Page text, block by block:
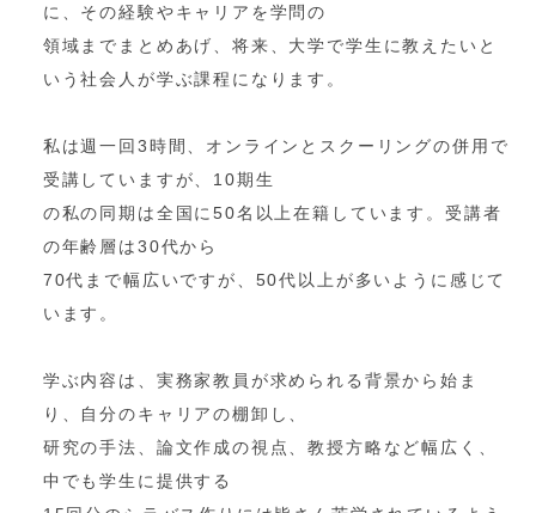
に、その経験やキャリアを学問の
領域までまとめあげ、将来、大学で学生に教えたいと
いう社会人が学ぶ課程になります。
私は週一回3時間、オンラインとスクーリングの併用で
受講していますが、10期生
の私の同期は全国に50名以上在籍しています。受講者
の年齢層は30代から
70代まで幅広いですが、50代以上が多いように感じて
います。
学ぶ内容は、実務家教員が求められる背景から始ま
り、自分のキャリアの棚卸し、
研究の手法、論文作成の視点、教授方略など幅広く、
中でも学生に提供する